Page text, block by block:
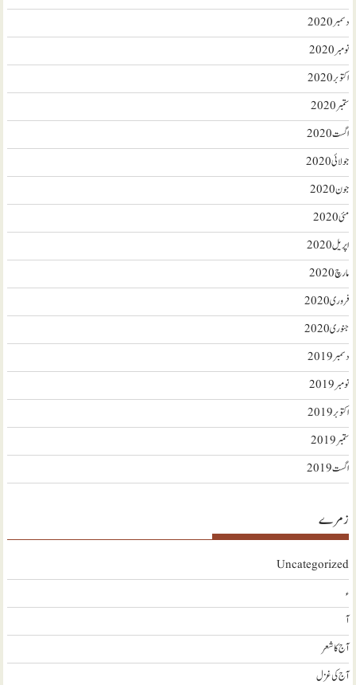
دسمبر 2020
نومبر 2020
اکتوبر 2020
ستمبر 2020
اگست 2020
جولائی 2020
جون 2020
مئی 2020
اپریل 2020
مارچ 2020
فروری 2020
جنوری 2020
دسمبر 2019
نومبر 2019
اکتوبر 2019
ستمبر 2019
اگست 2019
زمرے
Uncategorized
ء
آ
آج کا شعر
آج کی غزل